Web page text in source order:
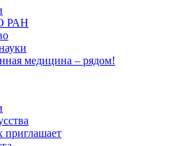
РАН
медицина – рядом!
приглашает